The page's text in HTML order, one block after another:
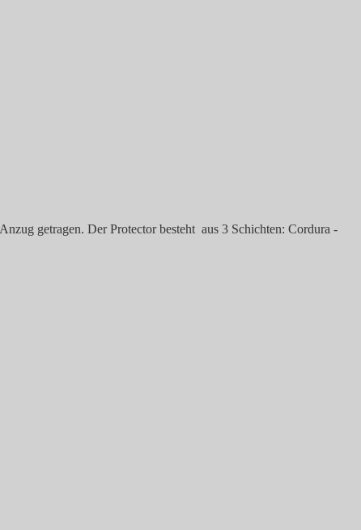
getragen. Der Protector besteht aus 3 Schichten: Cordura -